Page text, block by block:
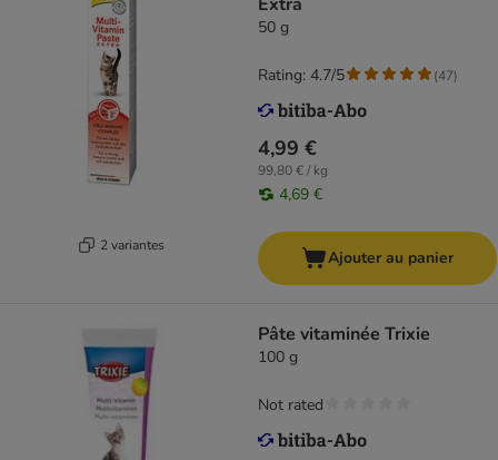
2 variantes
50 g
4,99 €
99,80 € / kg
4,69 €
Rating: 4.7/5 (47)
Ajouter au panier
Pâte vitaminée Trixie
100 g
Not rated